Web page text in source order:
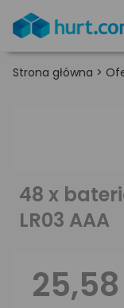
Strona główna >
48 x
LR03 AAA
25,58